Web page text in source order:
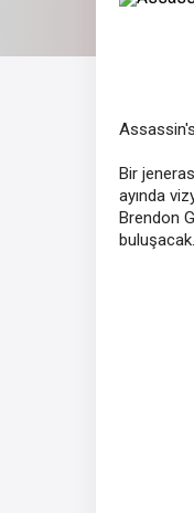
Bir
ayında
Brendon
buluşacak.